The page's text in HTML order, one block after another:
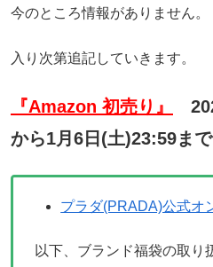
今のところ情報がありません。
入り次第追記していきます。
『Amazon 初売り』
から1月6日(土)23:59まで
プラダ(PRADA)公式オ
以下、ブランド福袋の取り